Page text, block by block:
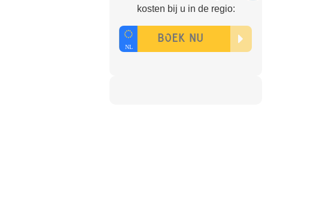
kosten bij u in de regio: